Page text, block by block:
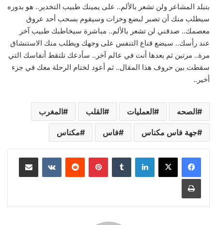
بتبلد المشاعر ولن تشعر بالألم.. على يمينك طبيب التخدير.. هو بدوره
سيطلب منك أن تصبر لبضع وخزات وسيقوم بسحب أحد عروق
معصمك.. صدقني لن تشعر بالألم.. مباشرة سيخاطبك طبيب آخر
عند رأسك.. سيضع قناع التنفس على وجهك ويطلب منك الاستنشاق
مرة.. مرتين ثم بعدها أنت في عالم آخر.. سأدعك تلتقط أنفاسك التي
سقطت بين حروف هذا المقال.. ثم أعود لختام الرحلة معك في جزء
أخير..
الصحه العمليات القلب المغرب
جهة فاس مكناس فاس مكناس
لينكدإن بينتيريست مشاركة عبر البريد
طباعة